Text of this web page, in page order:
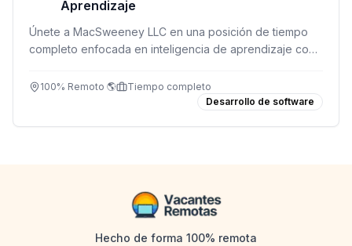
Aprendizaje
Únete a MacSweeney LLC en una posición de tiempo
completo enfocada en inteligencia de aprendizaje con
100% Remoto 🌎
Tiempo completo
Desarrollo de software
Hecho de forma 100% remota